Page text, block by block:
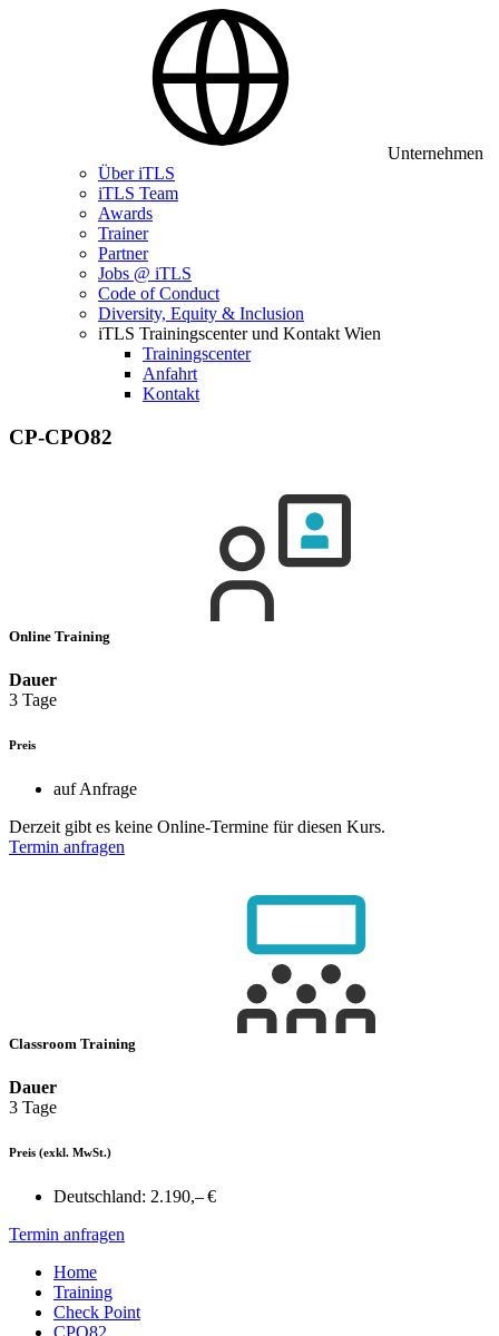
Unternehmen
Über iTLS
iTLS Team
Awards
Trainer
Partner
Jobs @ iTLS
Code of Conduct
Diversity, Equity & Inclusion
iTLS Trainingscenter und Kontakt Wien
Trainingscenter
Anfahrt
Kontakt
CP-CPO82
Online Training
Dauer
3 Tage
Preis
auf Anfrage
Derzeit gibt es keine Online-Termine für diesen Kurs.
Termin anfragen
Classroom Training
Dauer
3 Tage
Preis (exkl. MwSt.)
Deutschland: 2.190,– €
Termin anfragen
Home
Training
Check Point